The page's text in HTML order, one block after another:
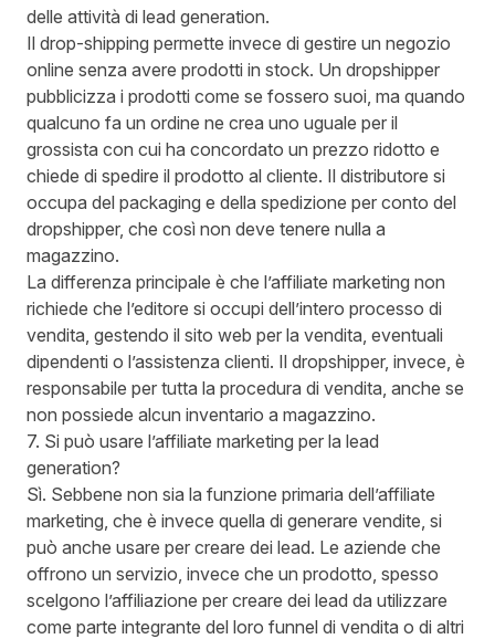
delle attività di lead generation.
Il drop-shipping permette invece di gestire un negozio
online senza avere prodotti in stock. Un dropshipper
pubblicizza i prodotti come se fossero suoi, ma quando
qualcuno fa un ordine ne crea uno uguale per il
grossista con cui ha concordato un prezzo ridotto e
chiede di spedire il prodotto al cliente. Il distributore si
occupa del packaging e della spedizione per conto del
dropshipper, che così non deve tenere nulla a
magazzino.
La differenza principale è che l’affiliate marketing non
richiede che l’editore si occupi dell’intero processo di
vendita, gestendo il sito web per la vendita, eventuali
dipendenti o l’assistenza clienti. Il dropshipper, invece, è
responsabile per tutta la procedura di vendita, anche se
non possiede alcun inventario a magazzino.
7. Si può usare l’affiliate marketing per la lead
generation?
Sì. Sebbene non sia la funzione primaria dell’affiliate
marketing, che è invece quella di generare vendite, si
può anche usare per creare dei lead. Le aziende che
offrono un servizio, invece che un prodotto, spesso
scelgono l’affiliazione per creare dei lead da utilizzare
come parte integrante del loro funnel di vendita o di altri